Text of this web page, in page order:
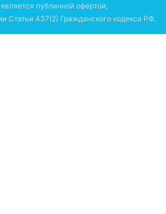
публичной офертой,
Статьи 437(2) Гражданского кодекса РФ.